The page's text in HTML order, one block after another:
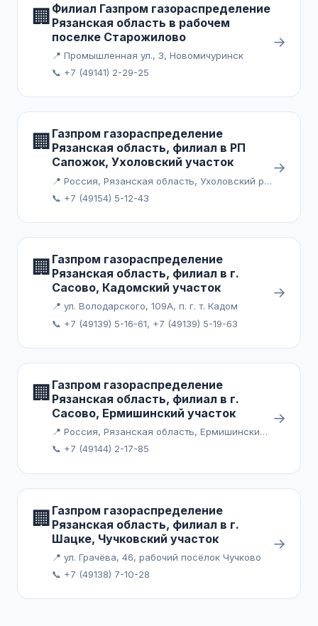
🏢 Филиал Газпром газораспределение
Рязанская область в рабочем
поселке Старожилово
📍 Промышленная ул., 3, Новомичуринск
📞 +7 (49141) 2-29-25
→
🏢 Газпром газораспределение
Рязанская область, филиал в РП
Сапожок, Ухоловский участок
📍 Россия, Рязанская область, Ухоловский район, посёлок городского типа Ухолово
📞 +7 (49154) 5-12-43
→
🏢 Газпром газораспределение
Рязанская область, филиал в г.
Сасово, Кадомский участок
📍 ул. Володарского, 109А, п. г. т. Кадом
📞 +7 (49139) 5-16-61, +7 (49139) 5-19-63
→
🏢 Газпром газораспределение
Рязанская область, филиал в г.
Сасово, Ермишинский участок
📍 Россия, Рязанская область, Ермишинский район, посёлок городского типа Ермишь
📞 +7 (49144) 2-17-85
→
🏢 Газпром газораспределение
Рязанская область, филиал в г.
Шацке, Чучковский участок
📍 ул. Грачёва, 46, рабочий посёлок Чучково
📞 +7 (49138) 7-10-28
→